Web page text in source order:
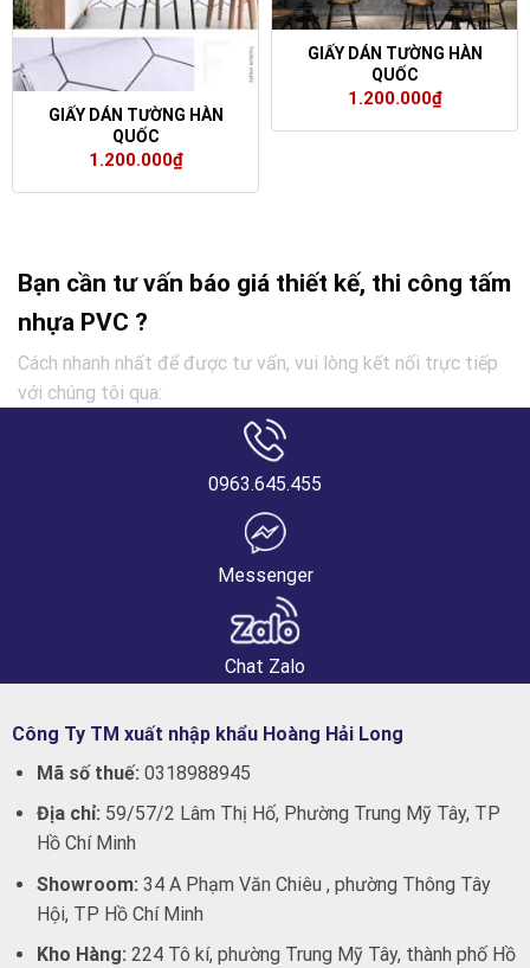
GIẤY DÁN TƯỜNG HÀN
QUỐC
1.200.000₫
GIẤY DÁN TƯỜNG HÀN
QUỐC
1.200.000₫
Bạn cần tư vấn báo giá thiết kế, thi công tấm
nhựa PVC ?
Cách nhanh nhất để được tư vấn, vui lòng kết nối trực tiếp
với chúng tôi qua:
0963.645.455
Messenger
Chat Zalo
Công Ty TM xuất nhập khẩu Hoàng Hải Long
Mã số thuế: 0318988945
Địa chỉ: 59/57/2 Lâm Thị Hố, Phường Trung Mỹ Tây, TP
Hồ Chí Minh
Showroom: 34 A Phạm Văn Chiêu , phường Thông Tây
Hội, TP Hồ Chí Minh
Kho Hàng: 224 Tô kí, phường Trung Mỹ Tây, thành phố Hồ